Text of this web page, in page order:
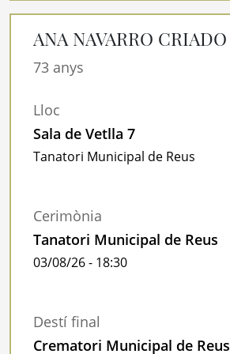
ANA NAVARRO CRIADO
73 anys
Lloc
Sala de Vetlla 7
Tanatori Municipal de Reus
Cerimònia
Tanatori Municipal de Reus
03/08/26 - 18:30
Destí final
Crematori Municipal de Reus